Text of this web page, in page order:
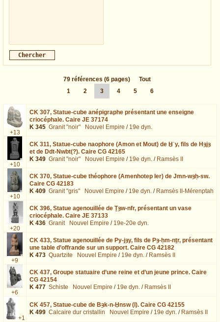
79 références (6 pages)
Tout
1
2 3 4 5 6
+13
CK 307, Statue-cube anépigraphe présentant une enseigne
criocéphale. Caire JE 37174
K 345 Granit "noir" Nouvel Empire / 19e dyn.
+10
CK 311, Statue-cube naophore (Amon et Mout) de Ḫʿy, fils de Hȝjȝ
et de Ddt-Nwbt(?). Caire CG 42165
K 349 Granit "noir" Nouvel Empire / 19e dyn. / Ramsès II
+10
CK 370, Statue-cube théophore (Amenhotep Ier) de Jmn-wȝḥ-sw.
Caire CG 42183
K 409 Granit "gris" Nouvel Empire / 19e dyn. / Ramsès II-Mérenptah
+20
CK 396, Statue agenouillée de Ṯȝw-nfr, présentant un vase
criocéphale. Caire JE 37133
K 436 Granit Nouvel Empire / 19e-20e dyn.
+9
CK 433, Statue agenouillée de Py-jȝy, fils de Pȝ-ḥm-nṯr, présentant
une table d’offrande sur un support. Caire CG 42182
K 473 Quartzite Nouvel Empire / 19e dyn. / Ramsès II
+6
CK 437, Groupe statuaire d’une reine et d’un jeune prince. Caire
CG 42154
K 477 Schiste Nouvel Empire / 19e dyn. / Ramsès II
+1
CK 457, Statue-cube de Bȝk-n-Ḫnsw (I). Caire CG 42155
K 499 Calcaire dur cristallin Nouvel Empire / 19e dyn. / Ramsès II